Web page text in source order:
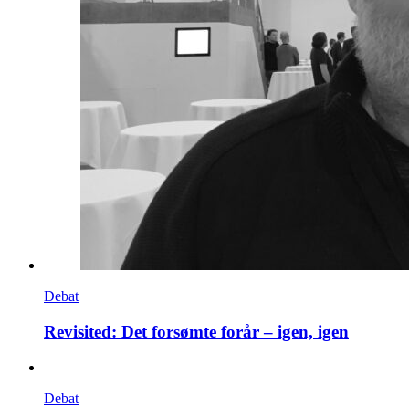
Debat
Revisited: Det forsømte forår – igen, igen
Debat